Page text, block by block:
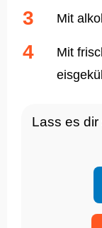
Mit
Mit
Lass es